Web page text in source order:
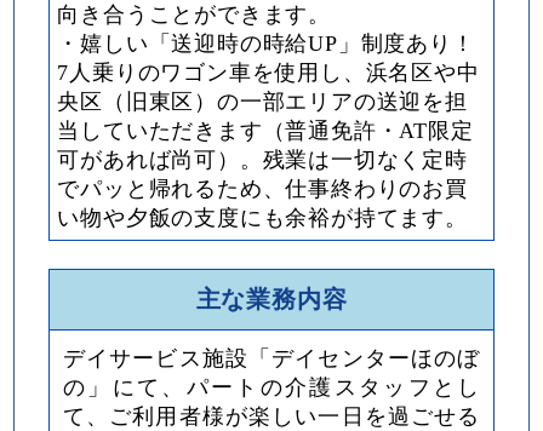
向き合うことができます。
・嬉しい「送迎時の時給UP」制度あり！
7人乗りのワゴン車を使用し、浜名区や中
央区（旧東区）の一部エリアの送迎を担
当していただきます（普通免許・AT限定
可があれば尚可）。残業は一切なく定時
でパッと帰れるため、仕事終わりのお買
い物や夕飯の支度にも余裕が持てます。
主な業務内容
デイサービス施設「デイセンターほのぼ
の」にて、パートの介護スタッフとし
て、ご利用者様が楽しい一日を過ごせる